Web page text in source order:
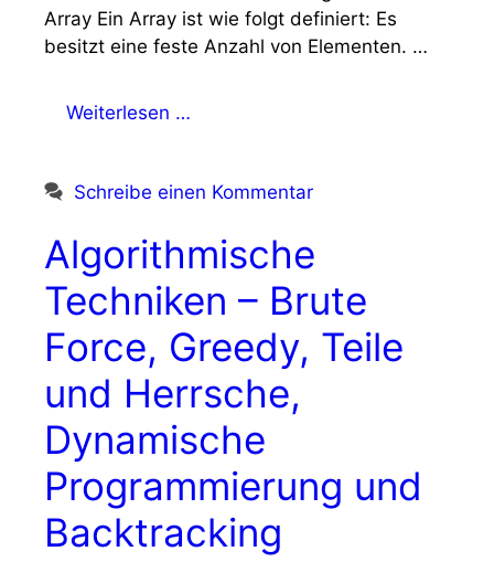
Array Ein Array ist wie folgt definiert: Es
besitzt eine feste Anzahl von Elementen. …
Weiterlesen …
Schreibe einen Kommentar
Algorithmische
Techniken – Brute
Force, Greedy, Teile
und Herrsche,
Dynamische
Programmierung und
Backtracking